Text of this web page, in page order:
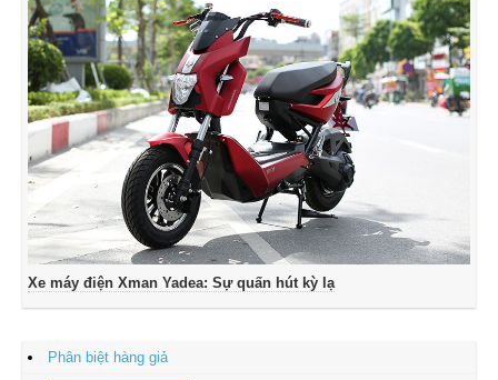
Xe máy điện Xman Yadea: Sự quấn hút kỳ lạ
Phân biệt hàng giả